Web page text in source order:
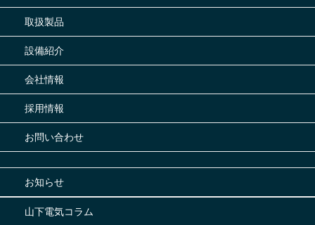
取扱製品
設備紹介
会社情報
採用情報
お問い合わせ
お知らせ
山下電気コラム